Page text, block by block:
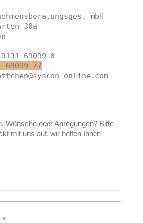
mbH
30a
69099 0
69099 77
online.com
Wünsche oder Anregungen? Bitte
mit uns auf, wir helfen Ihnen
*